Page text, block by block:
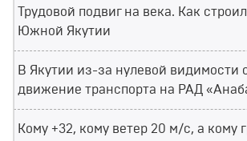
Трудовой подвиг на века. Как
Южной Якутии
В Якутии из-за нулевой видимости
движение транспорта на РАД
Кому +32, кому ветер 20 м/с, а кому